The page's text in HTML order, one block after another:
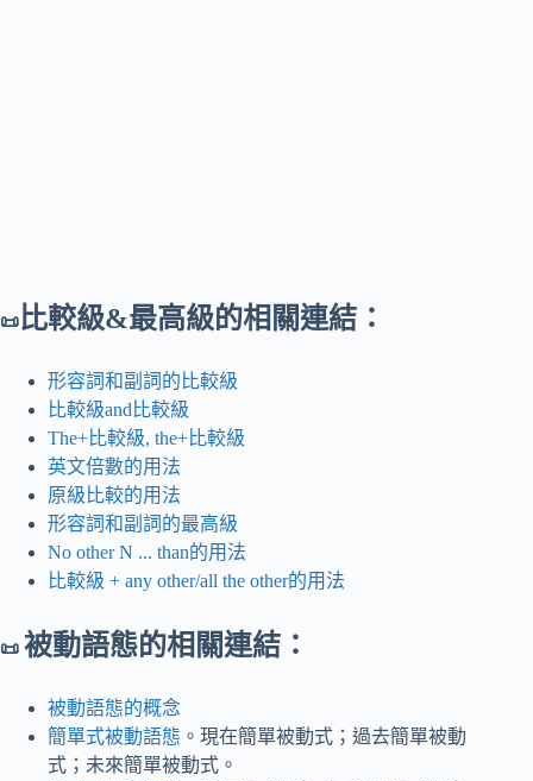
📜比較級&最高級的相關連結：
形容詞和副詞的比較級
比較級and比較級
The+比較級, the+比較級
英文倍數的用法
原級比較的用法
形容詞和副詞的最高級
No other N ... than的用法
比較級 + any other/all the other的用法
📜 被動語態的相關連結：
被動語態的概念
簡單式被動語態 。現在簡單被動式；過去簡單被動
式；未來簡單被動式。